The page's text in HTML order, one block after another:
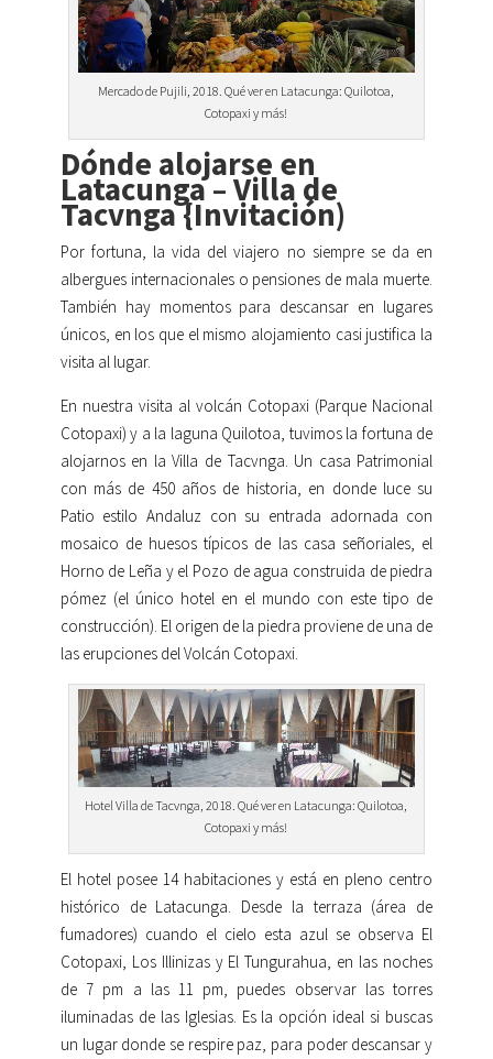
Mercado de Pujili, 2018. Qué ver en Latacunga: Quilotoa,
Cotopaxi y más!
Dónde alojarse en
Latacunga – Villa de
Tacvnga {Invitación)
Por fortuna, la vida del viajero no siempre se da en
albergues internacionales o pensiones de mala muerte.
También hay momentos para descansar en lugares
únicos, en los que el mismo alojamiento casi justifica la
visita al lugar.
En nuestra visita al volcán Cotopaxi (Parque Nacional
Cotopaxi) y a la laguna Quilotoa, tuvimos la fortuna de
alojarnos en la Villa de Tacvnga. Un casa Patrimonial
con más de 450 años de historia, en donde luce su
Patio estilo Andaluz con su entrada adornada con
mosaico de huesos típicos de las casa señoriales, el
Horno de Leña y el Pozo de agua construida de piedra
pómez (el único hotel en el mundo con este tipo de
construcción). El origen de la piedra proviene de una de
las erupciones del Volcán Cotopaxi.
Hotel Villa de Tacvnga, 2018. Qué ver en Latacunga: Quilotoa,
Cotopaxi y más!
El hotel posee 14 habitaciones y está en pleno centro
histórico de Latacunga. Desde la terraza (área de
fumadores) cuando el cielo esta azul se observa El
Cotopaxi, Los Illinizas y El Tungurahua, en las noches
de 7 pm a las 11 pm, puedes observar las torres
iluminadas de las Iglesias. Es la opción ideal si buscas
un lugar donde se respire paz, para poder descansar y